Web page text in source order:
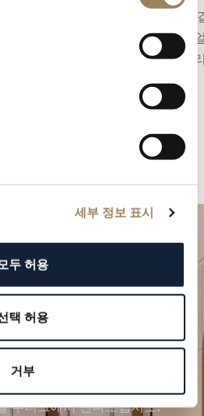
세부 정보 표시
두 허용
택 허용
거부
수 있습니다.
됩니다
와 다이
는 컴플
을 계획하세요
부티크에서 만나보십시오.